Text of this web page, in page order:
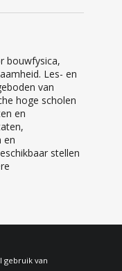
bouwfysica,
Les- en
van
hoge scholen
en
en
stellen
gebruik van